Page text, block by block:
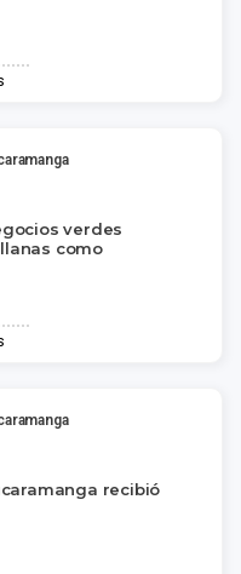
verdes
como
recibió